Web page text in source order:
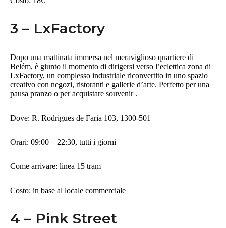
3 – LxFactory
Dopo una mattinata immersa nel meraviglioso quartiere di
Belém, è giunto il momento di dirigersi verso l’eclettica zona di
LxFactory, un complesso industriale riconvertito in uno spazio
creativo con negozi, ristoranti e gallerie d’arte. Perfetto per una
pausa pranzo o per acquistare souvenir .
Dove: R. Rodrigues de Faria 103, 1300-501
Orari: 09:00 – 22:30, tutti i giorni
Come arrivare: linea 15 tram
Costo: in base al locale commerciale
4 – Pink Street